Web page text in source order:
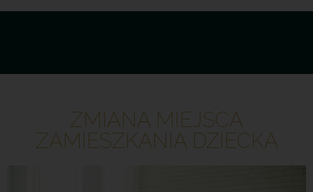
ZMIANA MIEJSCA
ZAMIESZKANIA DZIECKA